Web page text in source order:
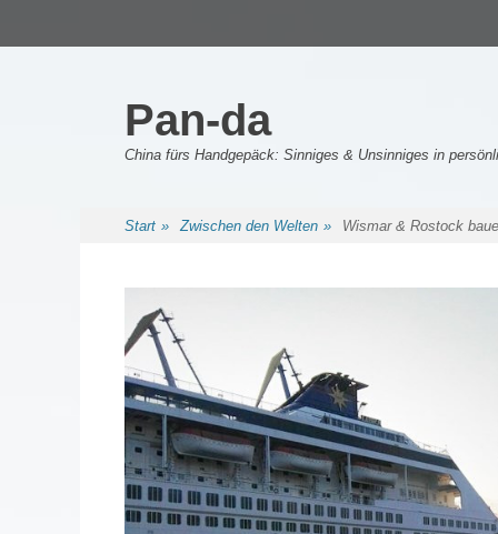
Pan-da
China fürs Handgepäck: Sinniges & Unsinniges in
Sekundäres Menü
ZumStart » Zwischen den Welten » Wismar & Rostock